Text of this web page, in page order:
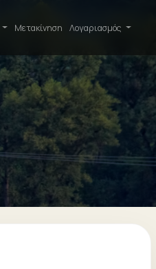
Μετακίνηση Λογαριασμός